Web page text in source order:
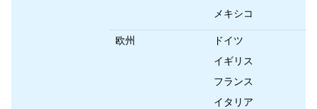
メキシコ
欧州
ドイツ
イギリス
フランス
イタリア